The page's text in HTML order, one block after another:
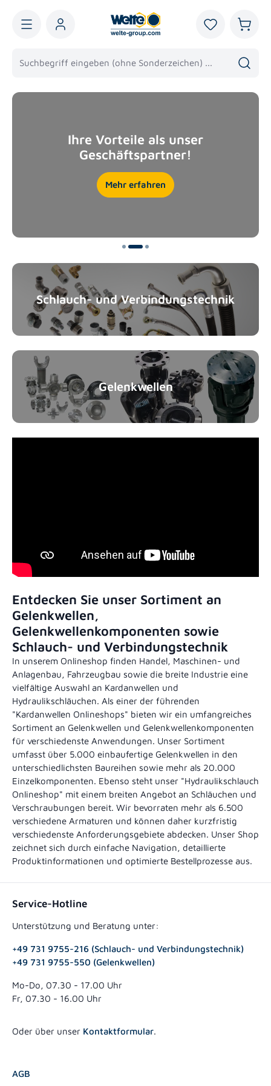
Du hast 0
Slider überspringen
Ihre Vorteile als unser
Geschäftspartner!
Mehr erfahren
Schlauch- und Verbindungstechnik
Gelenkwellen
Entdecken Sie unser Sortiment an
Gelenkwellen,
Gelenkwellenkomponenten sowie
Schlauch- und Verbindungstechnik
In unserem Onlineshop finden Handel, Maschinen- und
Anlagenbau, Fahrzeugbau sowie die breite Industrie eine
vielfältige Auswahl an Kardanwellen und
Hydraulikschläuchen. Als einer der führenden
"Kardanwellen Onlineshops" bieten wir ein umfangreiches
Sortiment an Gelenkwellen und Gelenkwellenkomponenten
für verschiedenste Anwendungen. Unser Sortiment
umfasst über 5.000 einbaufertige Gelenkwellen in den
unterschiedlichsten Baureihen sowie mehr als 20.000
Einzelkomponenten. Ebenso steht unser "Hydraulikschlauch
Onlineshop" mit einem breiten Angebot an Schläuchen und
Verschraubungen bereit. Wir bevorraten mehr als 6.500
verschiedene Armaturen und können daher kurzfristig
verschiedenste Anforderungsgebiete abdecken. Unser Shop
zeichnet sich durch einfache Navigation, detaillierte
Produktinformationen und optimierte Bestellprozesse aus.
Service-Hotline
Unterstützung und Beratung unter:
+49 731 9755-216 (Schlauch- und Verbindungstechnik)
+49 731 9755-550 (Gelenkwellen)
Mo-Do, 07.30 - 17.00 Uhr
Fr, 07.30 - 16.00 Uhr
Oder über unser Kontaktformular.
AGB